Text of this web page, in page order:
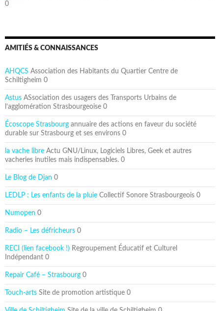
0
AMITIÉS & CONNAISSANCES
AHQCS Association des Habitants du Quartier Centre de
Schiltigheim 0
Astus ASsociation des usagers des Transports Urbains de
l’agglomération Strasbourgeoise 0
Écoscope Strasbourg annuaire des actions en faveur du société
durable sur Strasbourg et ses environs 0
la vache libre Actu GNU/Linux, Logiciels Libres, Geek et autres
vacheries inutiles mais indispensables. 0
Le Blog de Djan 0
LEDLP : Les enfants de la pluie Collectif Sonore Strasbourgeois 0
Numopen 0
Radio – Les défricheurs 0
RECI (lien facebook !) Regroupement Éducatif et Culturel
Indépendant 0
Repair Café – Strasbourg 0
Touch-arts Site de promotion artistique 0